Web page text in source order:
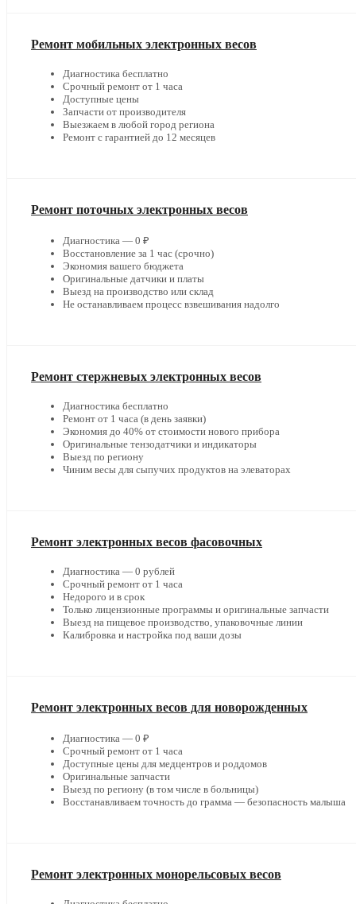
Ремонт мобильных электронных весов
Диагностика бесплатно
Срочный ремонт от 1 часа
Доступные цены
Запчасти от производителя
Выезжаем в любой город региона
Ремонт с гарантией до 12 месяцев
Ремонт поточных электронных весов
Диагностика — 0 ₽
Восстановление за 1 час (срочно)
Экономия вашего бюджета
Оригинальные датчики и платы
Выезд на производство или склад
Не останавливаем процесс взвешивания надолго
Ремонт стержневых электронных весов
Диагностика бесплатно
Ремонт от 1 часа (в день заявки)
Экономия до 40% от стоимости нового прибора
Оригинальные тензодатчики и индикаторы
Выезд по региону
Чиним весы для сыпучих продуктов на элеваторах
Ремонт электронных весов фасовочных
Диагностика — 0 рублей
Срочный ремонт от 1 часа
Недорого и в срок
Только лицензионные программы и оригинальные запчасти
Выезд на пищевое производство, упаковочные линии
Калибровка и настройка под ваши дозы
Ремонт электронных весов для новорожденных
Диагностика — 0 ₽
Срочный ремонт от 1 часа
Доступные цены для медцентров и роддомов
Оригинальные запчасти
Выезд по региону (в том числе в больницы)
Восстанавливаем точность до грамма — безопасность малыша
Ремонт электронных монорельсовых весов